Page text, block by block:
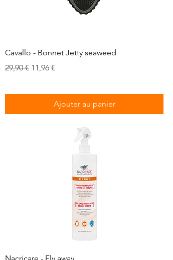
Aperçu rapide
Cavallo - Bonnet Jetty seaweed
Prix original
29,90 € Prix promotionnel
11,96 €
Ajouter au panier
Aperçu rapide